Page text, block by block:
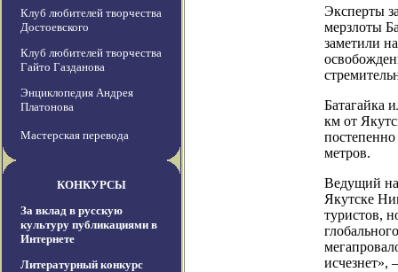
Клуб любителей творчества
Достоевского
Клуб любителей творчества
Гайто Газданова
Энциклопедия Андрея
Платонова
Мастерская перевода
КОНКУРСЫ
За вклад в русскую
культуру публикациями в
Интернете
Литературный конкурс
Эксперты
мерзлоты
заметили
Батагайка
км от
метров.
Ведущий
Якутске
туристов,
исчезнет»,